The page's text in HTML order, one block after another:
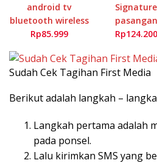
android tv
bluetooth wireless
Rp85.999
Signature
pasangan
Rp124.200
Sudah Cek Tagihan First Media
Berikut adalah langkah –
Langkah pertama adalah
pada ponsel.
Lalu kirimkan SMS yang